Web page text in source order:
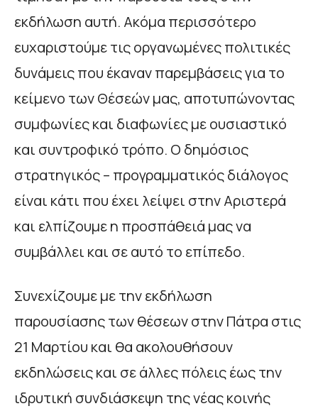
εκδήλωση αυτή. Ακόμα περισσότερο
ευχαριστούμε τις οργανωμένες πολιτικές
δυνάμεις που έκαναν παρεμβάσεις για το
κείμενο των Θέσεών μας, αποτυπώνοντας
συμφωνίες και διαφωνίες με ουσιαστικό
και συντροφικό τρόπο. Ο δημόσιος
στρατηγικός – προγραμματικός διάλογος
είναι κάτι που έχει λείψει στην Αριστερά
και ελπίζουμε η προσπάθειά μας να
συμβάλλει και σε αυτό το επίπεδο.
Συνεχίζουμε με την εκδήλωση
παρουσίασης των θέσεων στην Πάτρα στις
21 Μαρτίου και θα ακολουθήσουν
εκδηλώσεις και σε άλλες πόλεις έως την
ιδρυτική συνδιάσκεψη της νέας κοινής